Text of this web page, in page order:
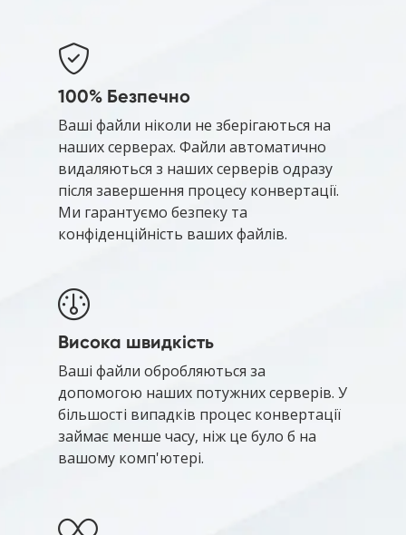
100% Безпечно
Ваші файли ніколи не зберігаються на
наших серверах. Файли автоматично
видаляються з наших серверів одразу
після завершення процесу конвертації.
Ми гарантуємо безпеку та
конфіденційність ваших файлів.
Висока швидкість
Ваші файли обробляються за
допомогою наших потужних серверів. У
більшості випадків процес конвертації
займає менше часу, ніж це було б на
вашому комп'ютері.